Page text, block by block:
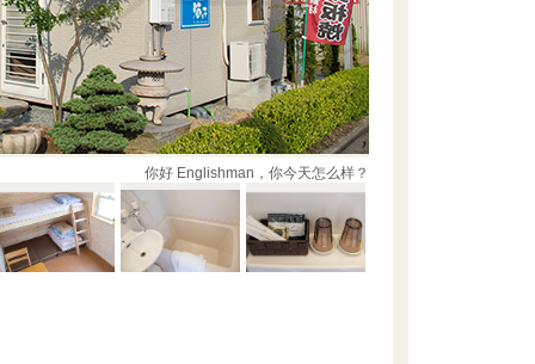
你好 Englishman，你今天怎么样？